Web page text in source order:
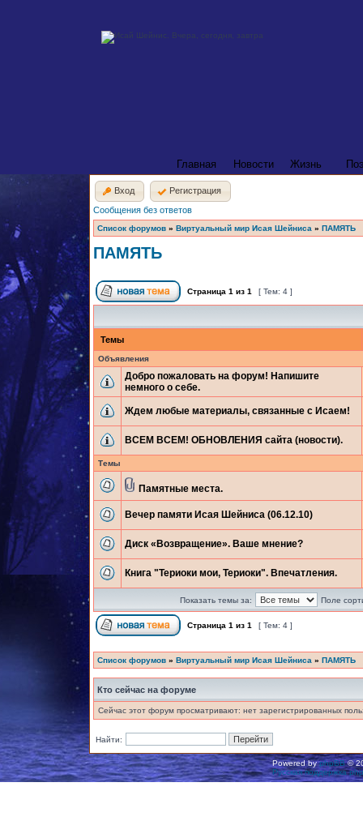
Главная Новости Жизнь
Вход
Регистрация
Сообщения без ответов
Список форумов » Виртуальный мир Исая Шейниса » ПАМЯТЬ
ПАМЯТЬ
Страница 1 из 1 [ Тем: 4 ]
Темы
Объявления
Добро пожаловать на форум! Напишите
немного о себе.
Ждем любые материалы, связанные с Исаем!
ВСЕМ ВСЕМ! ОБНОВЛЕНИЯ сайта (новости).
Темы
Памятные места.
Вечер памяти Исая Шейниса (06.12.10)
Диск «Возвращение». Ваше мнение?
Книга "Териоки мои, Териоки". Впечатления.
Показать темы за: Поле
Страница 1 из 1 [ Тем: 4 ]
Список форумов » Виртуальный мир Исая Шейниса » ПАМЯТЬ
Кто сейчас на форуме
Сейчас этот форум просматривают: нет зарегистрированных
Найти:
Powered byphpBB©
Русская поддержка